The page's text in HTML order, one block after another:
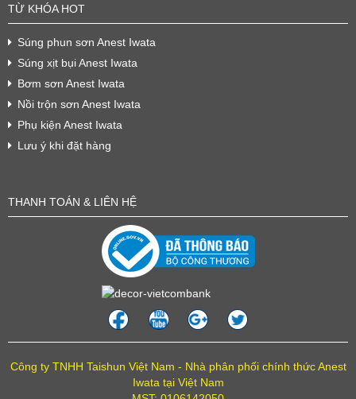
TỪ KHÓA HOT
Súng phun sơn Anest Iwata
Súng xịt bụi Anest Iwata
Bơm sơn Anest Iwata
Nồi trộn sơn Anest Iwata
Phụ kiện Anest Iwata
Lưu ý khi đặt hàng
THANH TOÁN & LIÊN HỆ
Công ty TNHH Taishun Việt Nam - Nhà phân phối chính thức Anest
Iwata tại Việt Nam